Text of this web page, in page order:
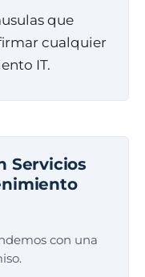
que
cualquier
IT.
Servicios
con una